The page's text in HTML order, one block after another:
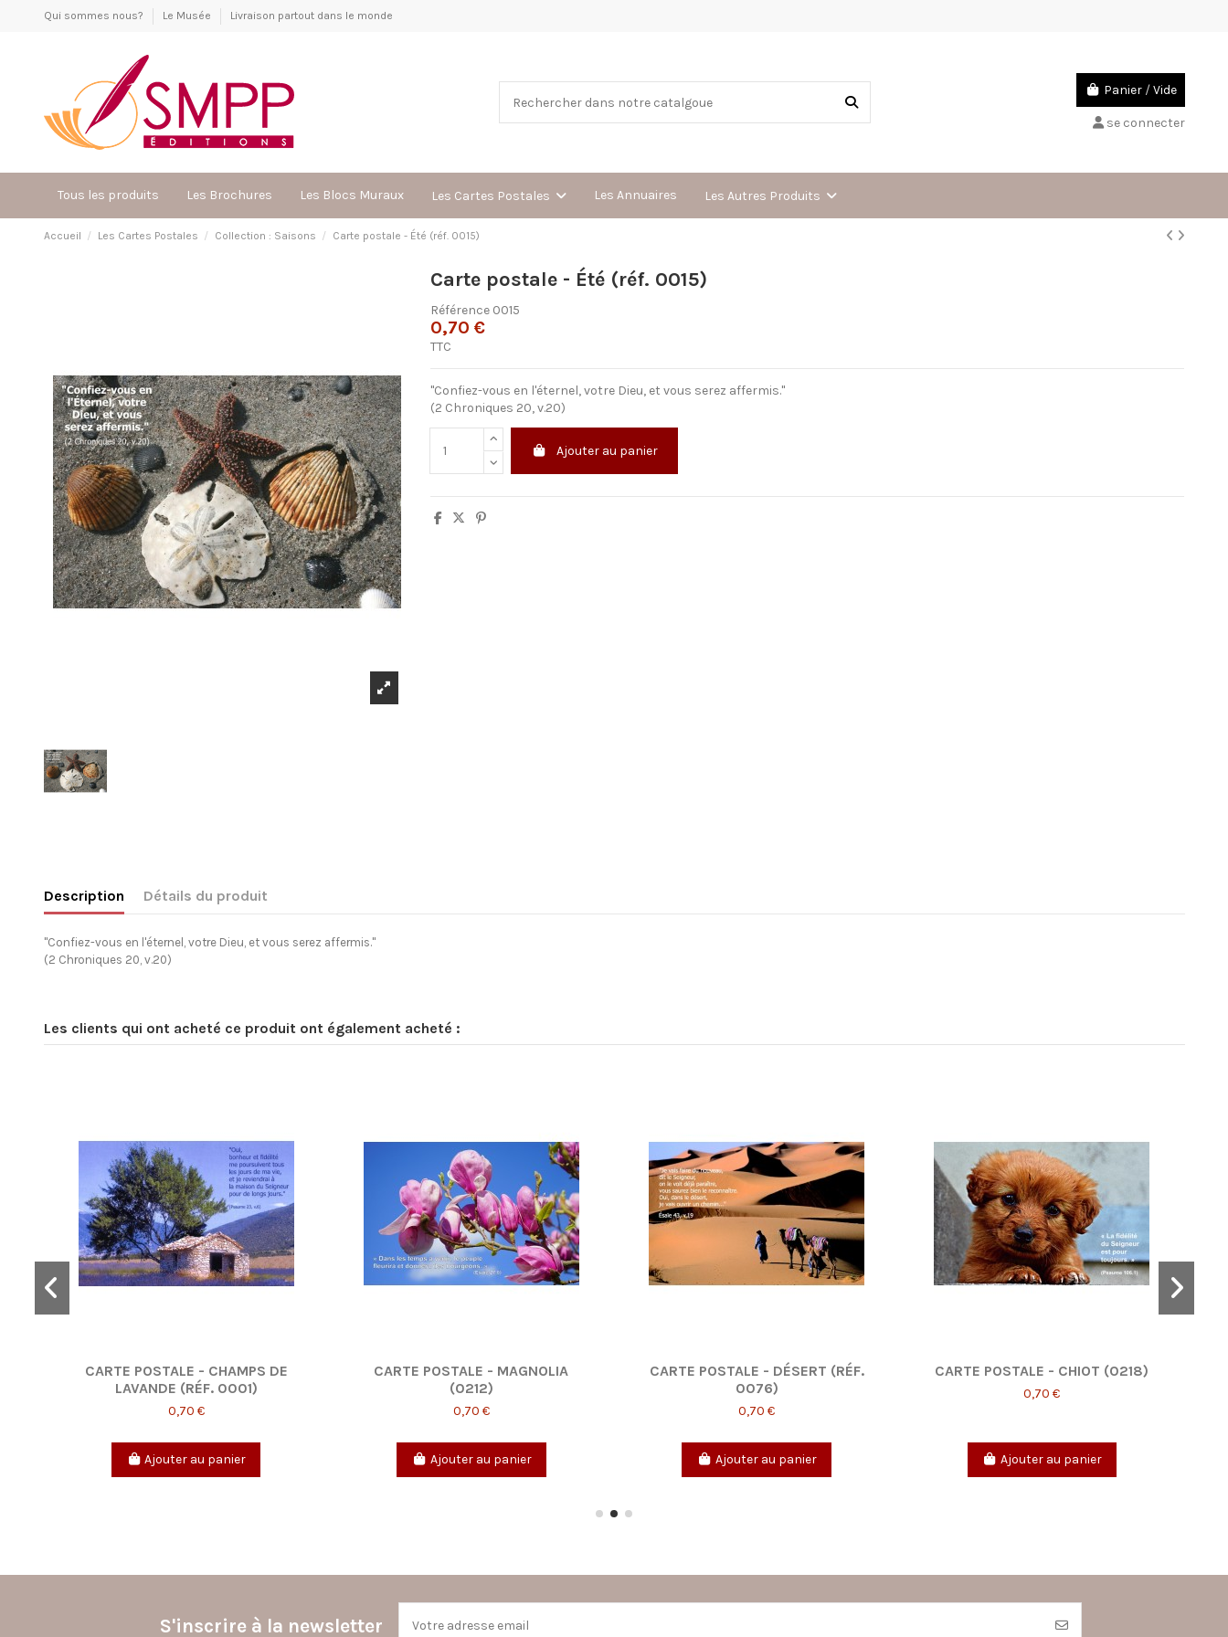
Qui sommes nous? Le Musée Livraison partout dans le monde
Panier /Vide
se connecter
Tous les produits Les Brochures Les Blocs Muraux Les Cartes Postales Les Annuaires Les Autres Produits
Accueil Les Cartes Postales Collection : Saisons Carte postale - Été (réf. 0015)
Carte postale - Été (réf. 0015)
Référence 0015
0,70 €
TTC
"Confiez-vous en l'éternel, votre Dieu, et vous serez affermis."
(2 Chroniques 20, v.20)
Ajouter au panier
Description Détails du produit
"Confiez-vous en l'éternel, votre Dieu, et vous serez affermis."
(2 Chroniques 20, v.20)
Les clients qui ont acheté ce produit ont également acheté :
CARTE POSTALE - CHAMPS DE
LAVANDE (RÉF. 0001)
0,70 €
Ajouter au panier
CARTE POSTALE - MAGNOLIA
(0212)
0,70 €
Ajouter au panier
CARTE POSTALE - DÉSERT (RÉF.
0076)
0,70 €
Ajouter au panier
CARTE POSTALE - CHIOT (0218)
0,70 €
Ajouter au panier
S'inscrire à la newsletter